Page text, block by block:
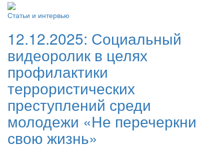
Статьи и интервью
12.12.2025: Социальный
видеоролик в целях
профилактики
террористических
преступлений среди
молодежи «Не перечеркни
свою жизнь»